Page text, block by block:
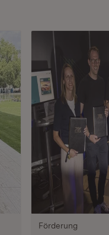
Förderung